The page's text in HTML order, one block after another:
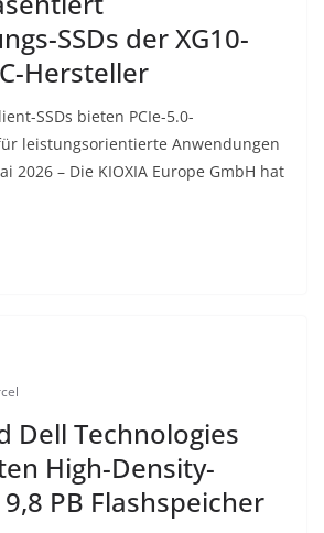
SSDs der XG10-
Hersteller
SSDs bieten PCIe-5.0-
leistungsorientierte Anwendungen
2026 – Die KIOXIA Europe GmbH hat
Dell Technologies
High-Density-
PB Flashspeicher